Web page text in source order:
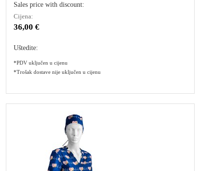
Sales price with discount:
Cijena:
36,00 €
Uštedite:
*PDV uključen u cijenu
*Trošak dostave nije uključen u cijenu